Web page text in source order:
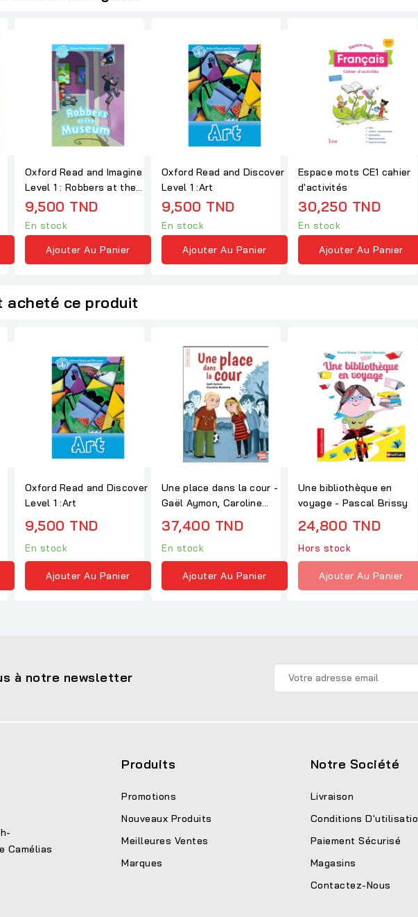
Oxford Read and Imagine
Level 1 : Robbers at the
Museum
9,500 TND
En stock
Ajouter Au Panier
Oxford Read and Discover
Level 1 :Art
9,500 TND
En stock
Ajouter Au Panier
Espace mots CE1 cahier
d'activités
30,250 TND
En stock
Ajouter Au Panier
acheté ce produit
Oxford Read and Discover
Level 1 :Art
9,500 TND
En stock
Ajouter Au Panier
Une place dans la cour -
Gaël Aymon, Caroline
Modeste
37,400 TND
En stock
Ajouter Au Panier
Une bibliothèque en
voyage - Pascal Brissy
24,800 TND
Hors stock
Ajouter Au Panier
à notre newsletter
Camélias
Produits
Promotions
Nouveaux Produits
Meilleures Ventes
Marques
Notre Société
Livraison
Conditions
Paiement Sécurisé
Magasins
Contactez-Nous